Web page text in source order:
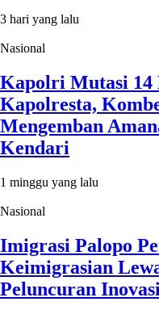
3 hari yang lalu
Nasional
Kapolri Mutasi 14
Kapolresta,
Mengemban
Kendari
1 minggu yang lalu
Nasional
Imigrasi Palopo
Keimigrasian
Peluncuran